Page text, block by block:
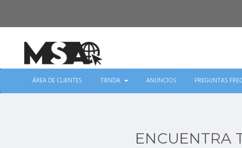
ÁREA DE CLIENTES TIENDA ANUNCIOS PREGUNTAS
ENCUENTRA